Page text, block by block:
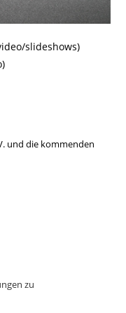
slideshows)
und die kommenden
zu